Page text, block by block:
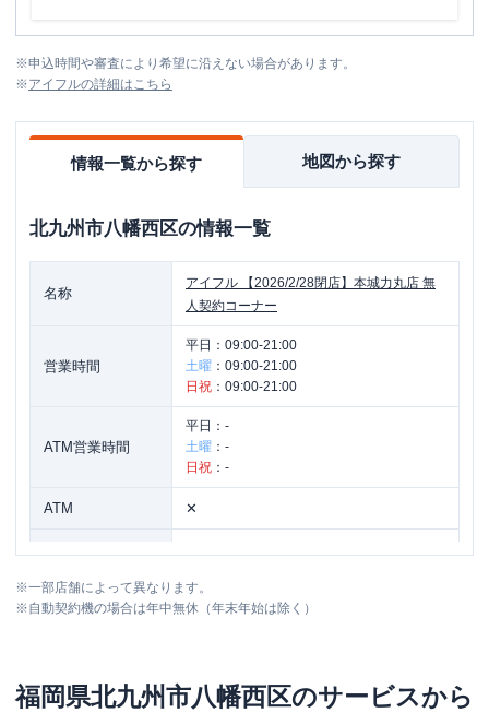
※申込時間や審査により希望に沿えない場合があります。
※アイフルの詳細はこちら
情報一覧から探す 地図から探す
北九州市八幡西区の情報一覧
名称
アイフル
【2026/2/28閉店】本城力丸店 無
人契約コーナー
営業時間
平日： 09:00-21:00
土曜 ： 09:00-21:00
日祝 ： 09:00-21:00
ATM営業時間
平日： -
土曜 ： -
日祝 ： -
ATM ✕
住所 福岡県北九州市八幡西区力丸町１６－６
※一部店舗によって異なります。
※自動契約機の場合は年中無休（年末年始は除く）
福岡県北九州市八幡西区のサービスから